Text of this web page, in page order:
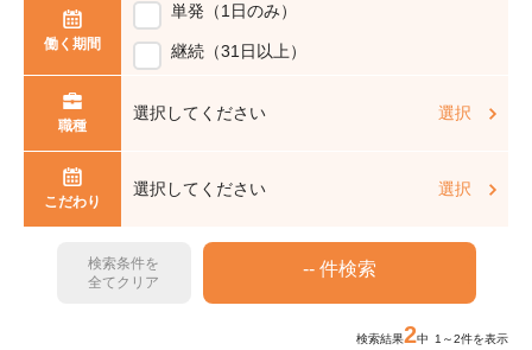
働く期間
単発（1日のみ）
継続（31日以上）
職種
選択してください 選択
こだわり
選択してください 選択
検索条件を
全てクリア
検索結果2中 1～2件を表示